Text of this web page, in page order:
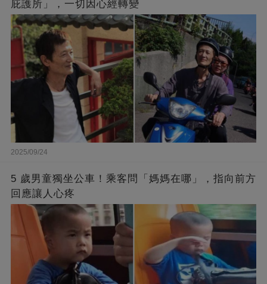
庇護所」，一切因心經轉變
2025/09/24
5 歲男童獨坐公車！乘客問「媽媽在哪」，指向前方
回應讓人心疼